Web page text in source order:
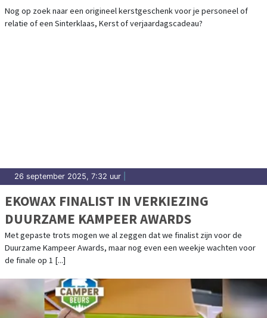
FEESTDAGEN?
Nog op zoek naar een origineel kerstgeschenk voor je personeel of
relatie of een Sinterklaas, Kerst of verjaardagscadeau?
26 september 2025, 7:32 uur
EKOWAX FINALIST IN VERKIEZING
DUURZAME KAMPEER AWARDS
Met gepaste trots mogen we al zeggen dat we finalist zijn voor de
Duurzame Kampeer Awards, maar nog even een weekje wachten voor
de finale op 1 [...]